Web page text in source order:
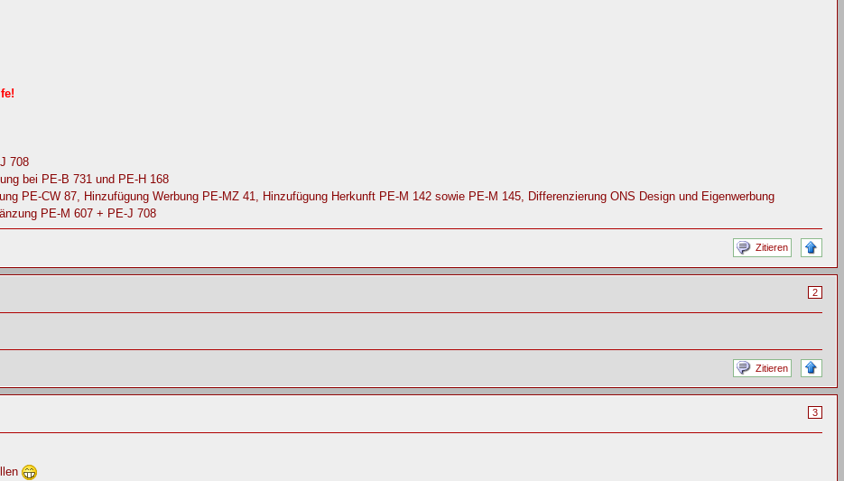
708
bei PE-B 731 und PE-H 168
PE-CW 87, Hinzufügung Werbung PE-MZ 41, Hinzufügung Herkunft PE-M 142 sowie PE-M 145, Differenzierung ONS Design und Eigenwerbung
PE-M 607 + PE-J 708
Zitieren
2
Zitieren
3